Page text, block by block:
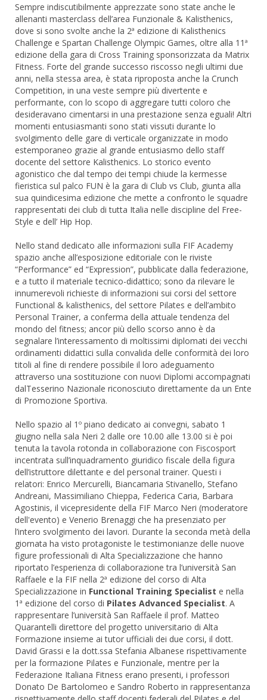
Sempre indiscutibilmente apprezzate sono state anche le
allenanti masterclass dell’area Funzionale & Kalisthenics,
dove si sono svolte anche la 2ª edizione di Kalisthenics
Challenge e Spartan Challenge Olympic Games, oltre alla 11ª
edizione della gara di Cross Training sponsorizzata da Matrix
Fitness. Forte del grande successo riscosso negli ultimi due
anni, nella stessa area, è stata riproposta anche la Crunch
Competition, in una veste sempre più divertente e
performante, con lo scopo di aggregare tutti coloro che
desideravano cimentarsi in una prestazione senza eguali! Altri
momenti entusiasmanti sono stati vissuti durante lo
svolgimento delle gare di verticale organizzate in modo
estemporaneo grazie al grande entusiasmo dello staff
docente del settore Kalisthenics. Lo storico evento
agonistico che dal tempo dei tempi chiude la kermesse
fieristica sul palco FUN è la gara di Club vs Club, giunta alla
sua quindicesima edizione che mette a confronto le squadre
rappresentati dei club di tutta Italia nelle discipline del Free-
Style e dell’ Hip Hop.
Nello stand dedicato alle informazioni sulla FIF Academy
spazio anche all’esposizione editoriale con le riviste
“Performance” ed “Expression”, pubblicate dalla federazione,
e a tutto il materiale tecnico-didattico; sono da rilevare le
innumerevoli richieste di informazioni sui corsi del settore
Functional & kalisthenics, del settore Pilates e dell’ambito
Personal Trainer, a conferma della attuale tendenza del
mondo del fitness; ancor più dello scorso anno è da
segnalare l’interessamento di moltissimi diplomati dei vecchi
ordinamenti didattici sulla convalida delle conformità dei loro
titoli al fine di rendere possibile il loro adeguamento
attraverso una sostituzione con nuovi Diplomi accompagnati
dalTesserino Nazionale riconosciuto direttamente da un Ente
di Promozione Sportiva.
Nello spazio al 1º piano dedicato ai convegni, sabato 1
giugno nella sala Neri 2 dalle ore 10.00 alle 13.00 si è poi
tenuta la tavola rotonda in collaborazione con Fiscosport
incentrata sull’inquadramento giuridico fiscale della figura
dell’istruttore dilettante e del personal trainer. Questi i
relatori: Enrico Mercurelli, Biancamaria Stivanello, Stefano
Andreani, Massimiliano Chieppa, Federica Caria, Barbara
Agostinis, il vicepresidente della FIF Marco Neri (moderatore
dell'evento) e Venerio Brenaggi che ha presenziato per
l’intero svolgimento dei lavori. Durante la seconda metà della
giornata ha visto protagoniste le testimonianze delle nuove
figure professionali di Alta Specializzazione che hanno
riportato l’esperienza di collaborazione tra l’università San
Raffaele e la FIF nella 2ª edizione del corso di Alta
Specializzazione in Functional Training Specialist e nella
1ª edizione del corso di Pilates Advanced Specialist. A
rappresentare l’università San Raffaele il prof. Matteo
Quarantelli direttore del progetto universitario di Alta
Formazione insieme ai tutor ufficiali dei due corsi, il dott.
David Grassi e la dott.ssa Stefania Albanese rispettivamente
per la formazione Pilates e Funzionale, mentre per la
Federazione Italiana Fitness erano presenti, i professori
Donato De Bartolomeo e Sandro Roberto in rappresentanza